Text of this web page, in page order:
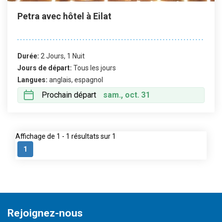
Petra avec hôtel à Eilat
Durée: 2 Jours, 1 Nuit
Jours de départ: Tous les jours
Langues: anglais, espagnol
Prochain départ sam., oct. 31
Affichage de 1 - 1 résultats sur 1
1
Rejoignez-nous